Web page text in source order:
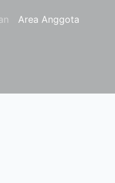
Area Anggota